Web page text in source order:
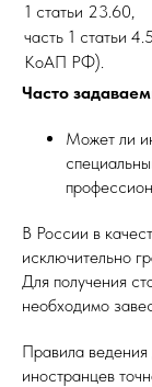
1 статьи 23.60,
часть 1 статьи 4.5
КоАП РФ).
Часто
Может ли
В России в
исключительно
Для получения
необходимо
Правила ведения
иностранцев